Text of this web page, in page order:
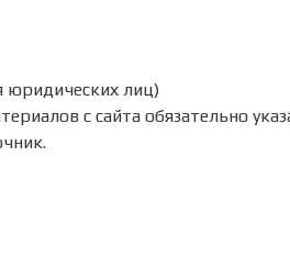
с сайта обязательно